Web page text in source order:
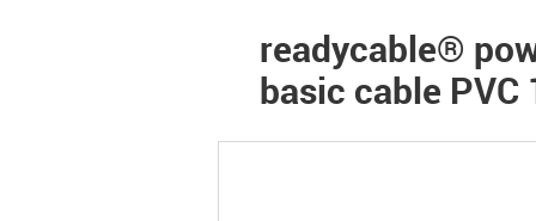
readycable®
basic cable PVC